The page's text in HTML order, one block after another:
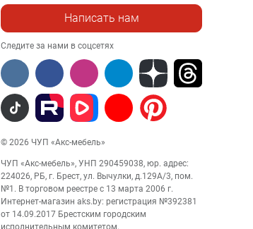
Написать нам
Следите за нами в соцсетях
© 2026 ЧУП «Акс-мебель»
ЧУП «Акс-мебель», УНП 290459038, юр. адрес:
224026, РБ, г. Брест, ул. Вычулки, д.129А/3, пом.
№1. В торговом реестре с 13 марта 2006 г.
Интернет-магазин aks.by: регистрация №392381
от 14.09.2017 Брестским городским
исполнительным комитетом.